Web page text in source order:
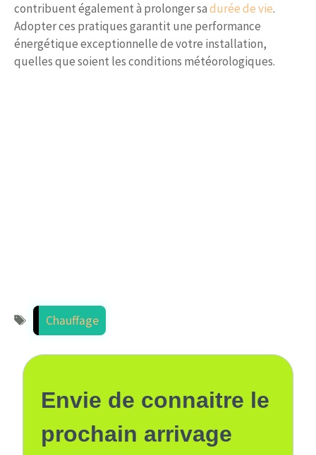
contribuent également à prolonger sadurée de vie.
Adopter ces pratiques garantit une performance
énergétique exceptionnelle de votre installation,
quelles que soient les conditions météorologiques.
Étiquettes
Chauffage
Envie de connaitre le
prochain arrivage